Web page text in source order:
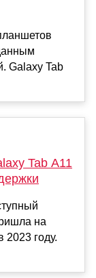
Galaxy Tab
Tab A11
на
году.